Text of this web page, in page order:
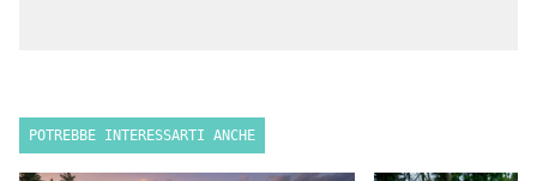
POTREBBE INTERESSARTI ANCHE